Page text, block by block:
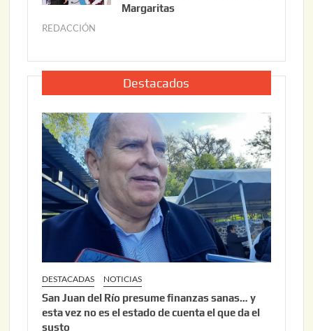
o
,
0
2
6
Margaritas
REDACCIÓN
l
o
2
2
,
2
6
Destacados
DESTACADAS NOTICIAS
San Juan del Río presume finanzas sanas… y
esta vez no es el estado de cuenta el que da el
susto